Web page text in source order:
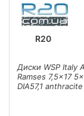
R20
Диски WSP Italy
Ramses 7,5x17
DIA57,1